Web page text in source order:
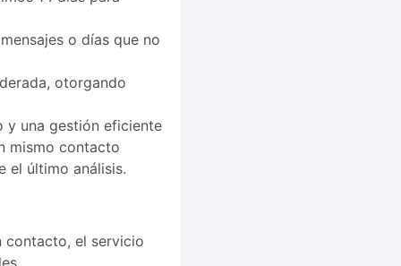
o días que no
otorgando
y una gestión eficiente
mismo contacto
el último análisis.
contacto, el servicio